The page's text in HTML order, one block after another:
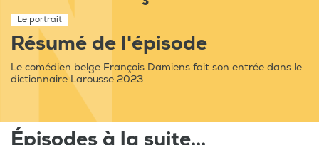
Le portrait
Résumé de l'épisode
Le comédien belge François Damiens fait son entrée dans le
dictionnaire Larousse 2023
Épisodes à la suite...